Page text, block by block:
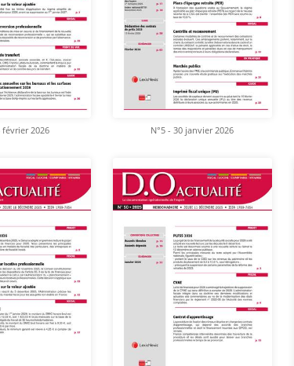
février 2026 N°5 - 30 janvier 2026